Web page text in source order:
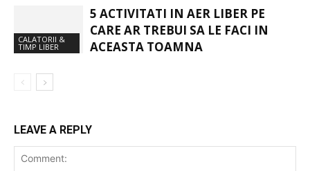
CALATORII &
TIMP LIBER
5 ACTIVITATI IN AER LIBER PE
CARE AR TREBUI SA LE FACI IN
ACEASTA TOAMNA
LEAVE A REPLY